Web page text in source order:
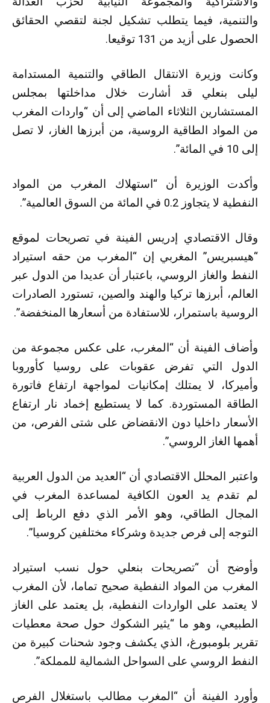
والتنمية، فيما يتطلب تشكيل لجنة لتقصي الحقائق
الحصول على أزيد من 131 توقيعا.
وكانت وزيرة الانتقال الطاقي والتنمية المستدامة
ليلى بنعلي قد أشارت خلال مداخلتها بمجلس
المستشارين الثلاثاء الماضي إلى أن “واردات المغرب
من المواد الطاقية الروسية، من أبرزها الغاز، لا تصل
إلى 10 في المائة”.
وأكدت الوزيرة أن “استهلاك المغرب من المواد
النفطية لا يتجاوز 0.2 في المائة من السوق العالمية”.
وقال الاقتصادي إدريس الفينة في تصريحات لموقع
“هيسبريس” المغربي إن “المغرب من حقه استيراد
النفط والغاز الروسي، باعتبار أن عديدا من الدول عبر
العالم، أبرزها تركيا والهند والصين، تستورد الصادرات
الروسية باستمرار، للاستفادة من أسعارها المنخفضة”.
وأضاف الفينة أن “المغرب، على عكس مجموعة من
الدول التي تفرض عقوبات على روسيا كأوروبا
وأميركا، لا يمتلك إمكانيات لمواجهة ارتفاع فاتورة
الطاقة المستوردة. كما لا يستطيع إخماد نار ارتفاع
الأسعار داخليا دون الانقضاض على شتى الفرص، من
أهمها الغاز الروسي”.
واعتبر المحلل الاقتصادي أن “العديد من الدول العربية
لم تقدم يد العون الكافية لمساعدة المغرب في
المجال الطاقي، وهو الأمر الذي دفع الرباط إلى
التوجه إلى فرص جديدة وشركاء مختلفين كروسيا”.
وأوضح أن “تصريحات بنعلي حول نسب استيراد
المغرب من المواد النفطية صحيح تماما، لأن المغرب
لا يعتمد على الواردات النفطية، بل يعتمد على الغاز
الطبيعي، وهو ما “يثير الشكوك حول صحة معطيات
تقرير بلومبورغ، الذي يكشف وجود شحنات كبيرة من
النفط الروسي على السواحل الشمالية للمملكة”.
وأورد الفينة أن “المغرب مطالب باستغلال الفرص